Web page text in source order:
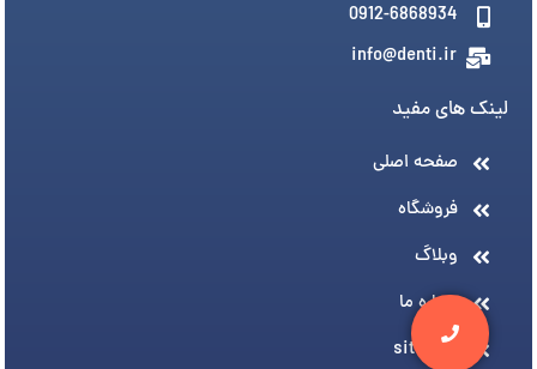
0912-6868934
info@denti.ir
لینک های مفید
صفحه اصلی
فروشگاه
وبلاگ
درباره ما
sitemap